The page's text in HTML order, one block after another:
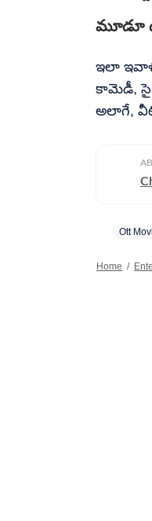
మూడూ
ఇలా
కామెడీ,
అలాగే,
Ott
Home /